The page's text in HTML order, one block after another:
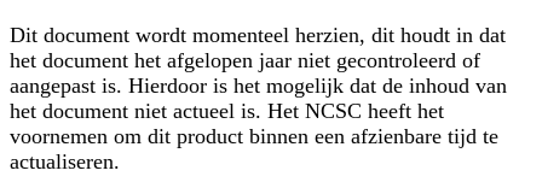
Dit document wordt momenteel herzien, dit houdt in dat
het document het afgelopen jaar niet gecontroleerd of
aangepast is. Hierdoor is het mogelijk dat de inhoud van
het document niet actueel is. Het NCSC heeft het
voornemen om dit product binnen een afzienbare tijd te
actualiseren.